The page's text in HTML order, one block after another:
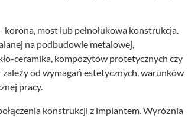
most lub pełnołukowa konstrukcja.
na podbudowie metalowej,
ceramika, kompozytów protetycznych czy
od wymagań estetycznych, warunków
pracy.
konstrukcji z implantem. Wyróżnia